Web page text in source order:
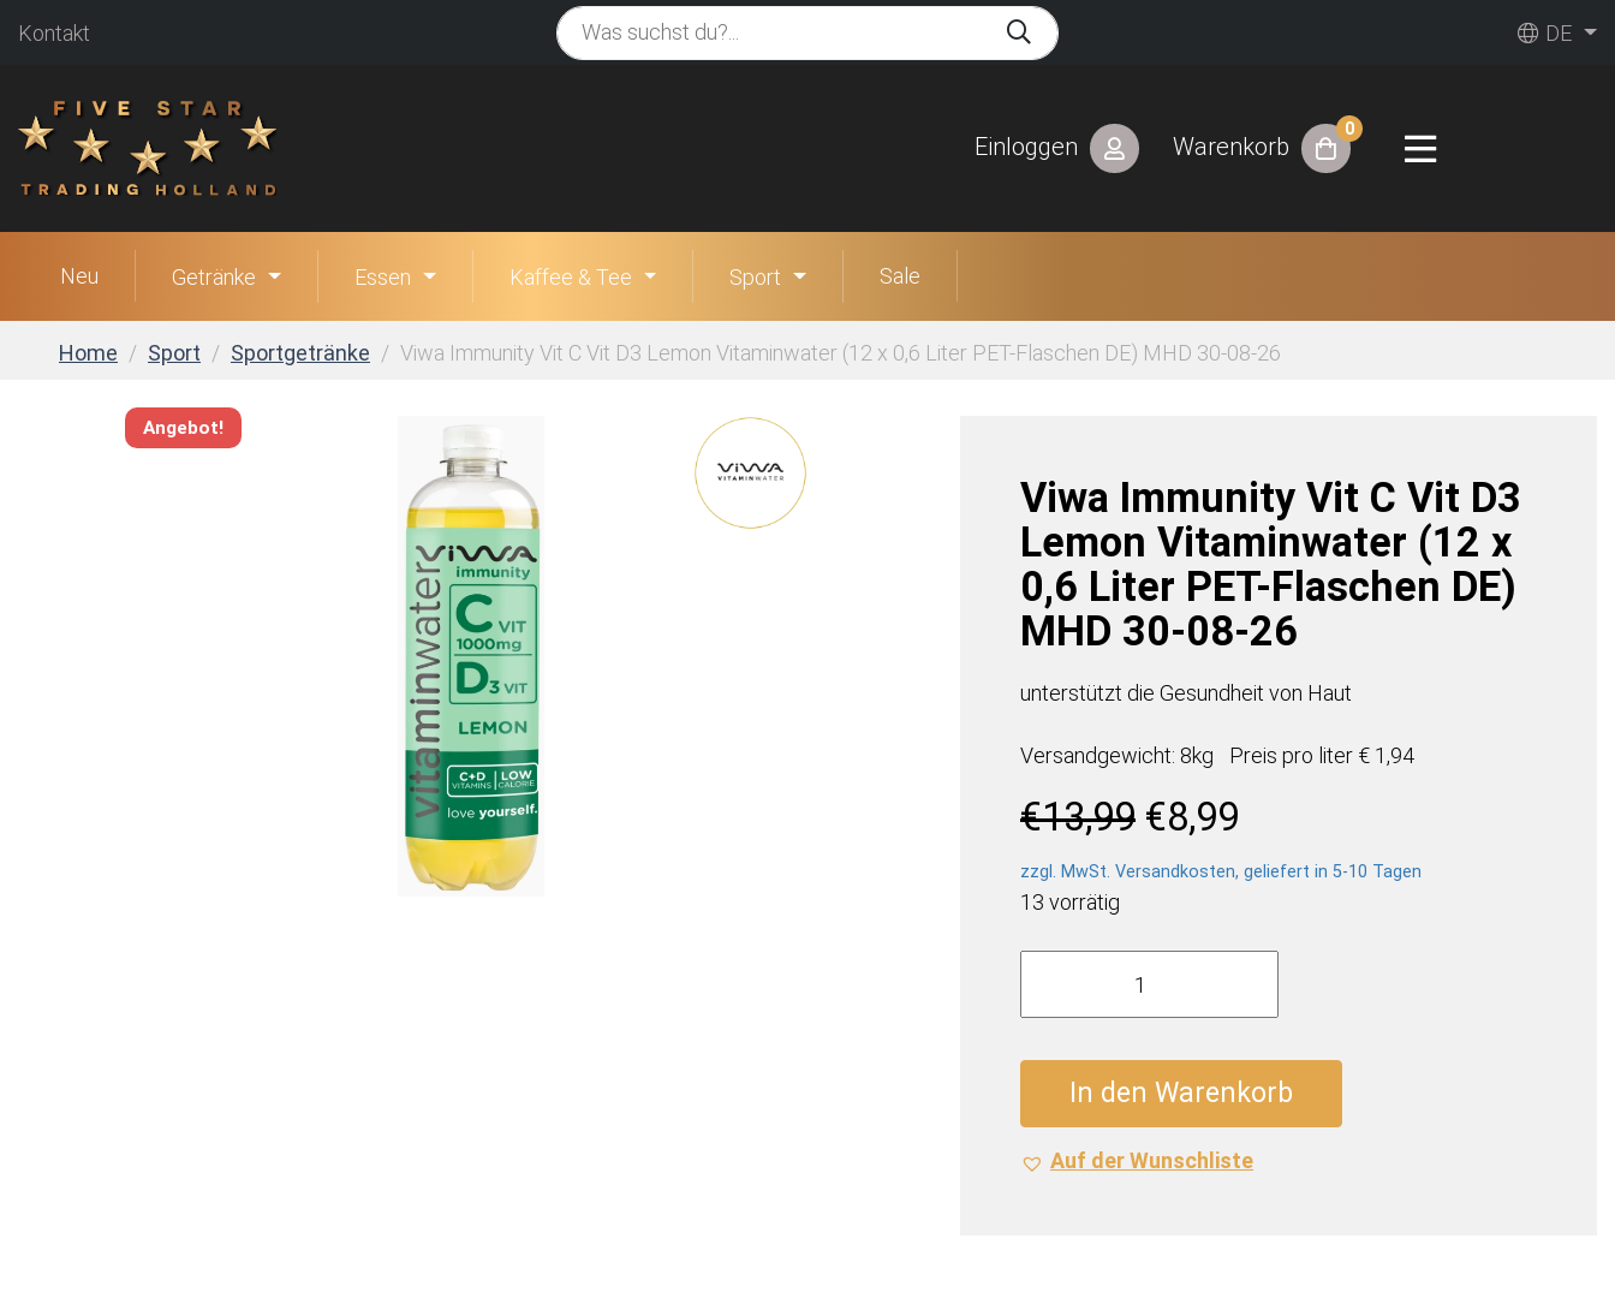
Kontakt DE
Einloggen Warenkorb
0
Neu Getränke Essen Kaffee & Tee Sport Sale
Home Sport Sportgetränke Viwa Immunity Vit C Vit D3 Lemon Vitaminwater (12 x 0,6 Liter PET-Flaschen DE) MHD 30-08-26
Angebot!
Viwa Immunity Vit C Vit D3
Lemon Vitaminwater (12 x
0,6 Liter PET-Flaschen DE)
MHD 30-08-26
unterstützt die Gesundheit von Haut
Versandgewicht: 8kg Preis pro liter € 1,94
€13,99 Ursprünglicher
Preis
war:
€8,99
ist:
zzgl. MwSt. Versandkosten, geliefert in 5-10 Tagen
13 vorrätig
Viwa
Vit
Lemon
Vitaminwater
In den Warenkorb
Auf der Wunschliste